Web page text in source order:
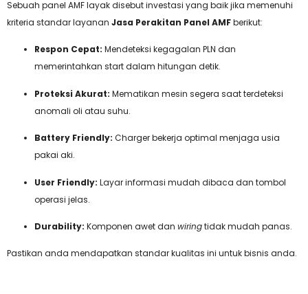
Sebuah panel AMF layak disebut investasi yang baik jika memenuhi
kriteria standar layanan Jasa Perakitan Panel AMFberikut:
Respon Cepat: Mendeteksi kegagalan PLN dan
memerintahkan start dalam hitungan detik.
Proteksi Akurat: Mematikan mesin segera saat terdeteksi
anomali oli atau suhu.
Battery Friendly: Charger bekerja optimal menjaga usia
pakai aki.
User Friendly: Layar informasi mudah dibaca dan tombol
operasi jelas.
Durability: Komponen awet dan wiringtidak mudah panas.
Pastikan anda mendapatkan standar kualitas ini untuk bisnis anda.